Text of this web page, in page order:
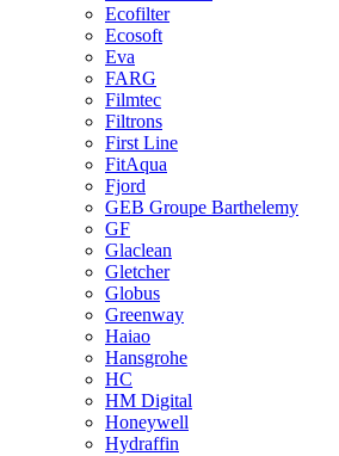
Ecofilter
Ecosoft
Eva
FARG
Filmtec
Filtrons
First Line
FitAqua
Fjord
GEB Groupe Barthelemy
GF
Glaclean
Gletcher
Globus
Greenway
Haiao
Hansgrohe
HC
HM Digital
Honeywell
Hydraffin